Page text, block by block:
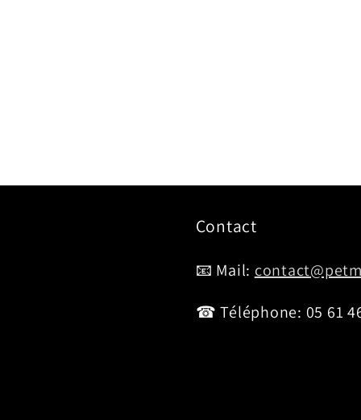
Contact
📧 Mail:
☎ Téléphone: 05 61